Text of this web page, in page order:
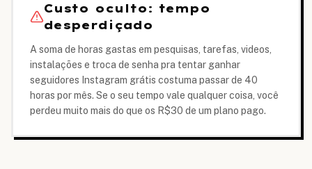
Custo oculto: tempo
desperdiçado
A soma de horas gastas em pesquisas, tarefas, videos,
instalações e troca de senha pra tentar ganhar
seguidores Instagram grátis costuma passar de 40
horas por mês. Se o seu tempo vale qualquer coisa, você
perdeu muito mais do que os R$30 de um plano pago.